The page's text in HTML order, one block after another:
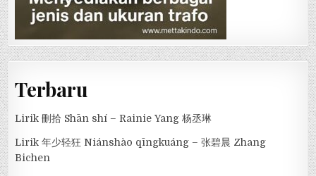
Terbaru
Lirik 刪拾 Shān shí – Rainie Yang 杨丞琳
Lirik 年少轻狂 Niánshào qīngkuáng – 张碧晨 Zhang
Bichen